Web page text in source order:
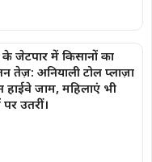
के जेटपार में किसानों का
तेज़: अनियाली टोल प्लाज़ा
हाईवे जाम, महिलाएं भी
उतरीं।